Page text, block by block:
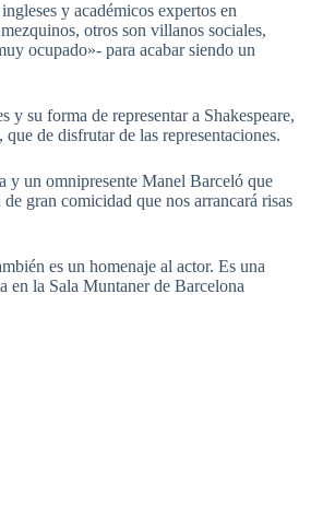
y académicos expertos en
otros son villanos sociales,
ocupado»- para acabar siendo un
su forma de representar a Shakespeare,
de disfrutar de las representaciones.
y un omnipresente Manel Barceló que
gran comicidad que nos arrancará risas
es un homenaje al actor. Es una
en la Sala Muntaner de Barcelona